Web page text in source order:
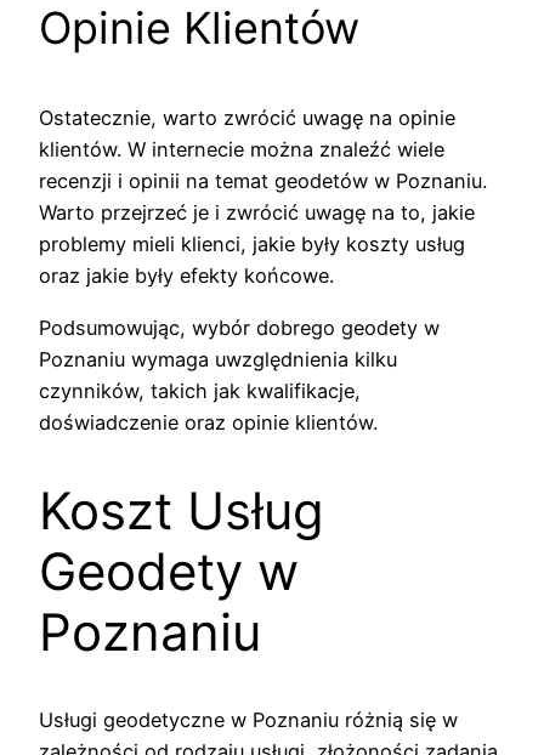
Opinie Klientów
Ostatecznie, warto zwrócić uwagę na opinie
klientów. W internecie można znaleźć wiele
recenzji i opinii na temat geodetów w Poznaniu.
Warto przejrzeć je i zwrócić uwagę na to, jakie
problemy mieli klienci, jakie były koszty usług
oraz jakie były efekty końcowe.
Podsumowując, wybór dobrego geodety w
Poznaniu wymaga uwzględnienia kilku
czynników, takich jak kwalifikacje,
doświadczenie oraz opinie klientów.
Koszt Usług
Geodety w
Poznaniu
Usługi geodetyczne w Poznaniu różnią się w